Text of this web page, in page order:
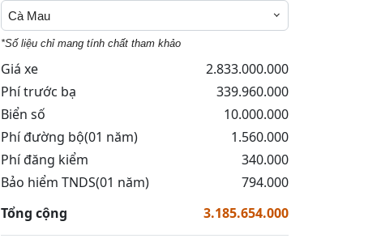
Cà Mau
*Số liệu chỉ mang tính chất tham khảo
Giá xe
2.833.000.000
Phí trước bạ
339.960.000
Biển số
10.000.000
Phí đường bộ(01 năm)
1.560.000
Phí đăng kiểm
340.000
Bảo hiểm TNDS(01 năm)
794.000
Tổng cộng
3.185.654.000